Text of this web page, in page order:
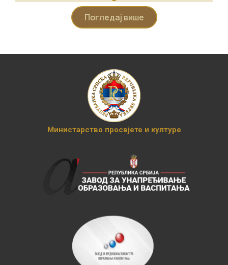
Погледај више
Министарство просвјете и културе